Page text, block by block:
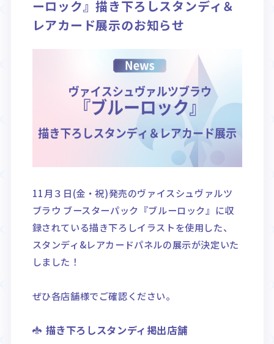
イベント カードリスト
デッキレシピ
ーロック』描き下ろしスタンディ＆
レアカード展示のお知らせ
11月３日(金・祝)発売のヴァイスシュヴァルツ
ブラウ ブースターパック『ブルーロック』に収
録されている描き下ろしイラストを使用した、
スタンディ&レアカードパネルの展示が決定いた
しました！
ぜひ各店舗様でご確認ください。
描き下ろしスタンディ掲出店舗